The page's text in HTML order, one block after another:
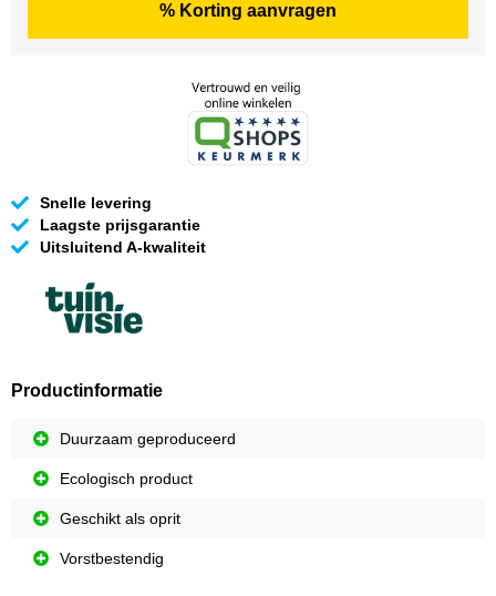
% Korting aanvragen
Snelle levering
Laagste prijsgarantie
Uitsluitend A-kwaliteit
Productinformatie
Duurzaam geproduceerd
Ecologisch product
Geschikt als oprit
Vorstbestendig